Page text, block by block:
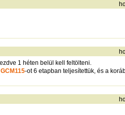
1 héten belül kell feltölteni.
GCM115-ot 6 etapban teljesítettük, és a